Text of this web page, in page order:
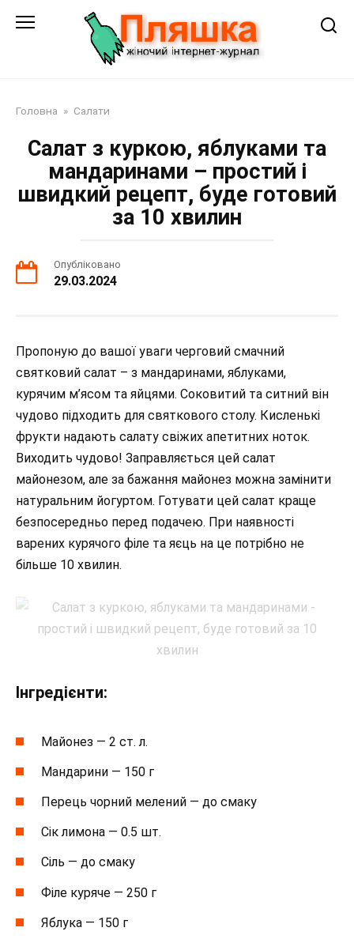
Головна » Салати
Салат з куркою, яблуками та
мандаринами – простий і
швидкий рецепт, буде готовий
за 10 хвилин
Опубліковано
29.03.2024
Пропоную до вашої уваги черговий смачний
святковий салат – з мандаринами, яблуками,
курячим м’ясом та яйцями. Соковитий та ситний він
чудово підходить для святкового столу. Кисленькі
фрукти надають салату свіжих апетитних ноток.
Виходить чудово! Заправляється цей салат
майонезом, але за бажання майонез можна замінити
натуральним йогуртом. Готувати цей салат краще
безпосередньо перед подачею. При наявності
варених курячого філе та яєць на це потрібно не
більше 10 хвилин.
Інгредієнти:
Майонез — 2 ст. л.
Мандарини — 150 г
Перець чорний мелений — до смаку
Сік лимона — 0.5 шт.
Сіль — до смаку
Філе куряче — 250 г
Яблука — 150 г